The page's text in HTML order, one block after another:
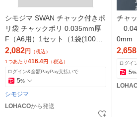
シモジマ SWAN チャック付きポ
リ袋 チャックポリ 0.035mm厚
F（A6用）1セット（1袋(100枚
入)×5） 006656125
2,082円 （税込）
1つあたり416.4円 （税込）
ログイン&全額PayPay支払いで
5%
シモジマ
LOHACOから発送
チャ
0mm
忠リ
2,658
ログイ
5%